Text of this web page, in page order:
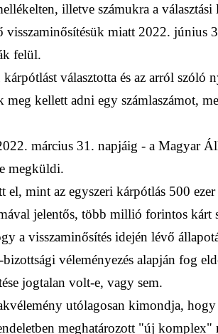
illetve számukra a
visszaminősítésük miatt 2022. június
felül.
választotta és az arról szóló
kellett adni egy számlaszámot,
március 31. napjáig - a Magyar
megküldi.
mint az egyszeri kárpótlás 500
jelentős, több millió forintos kárt
a visszaminősítés idején lévő
véleményezés alapján fog
jogtalan volt-e, vagy sem.
utólagosan kimondja,
meghatározott "új komplex"